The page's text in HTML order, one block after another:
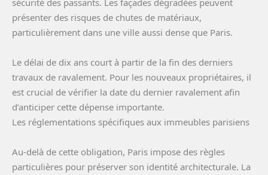
sécurité des passants. Les façades dégradées peuvent
présenter des risques de chutes de matériaux,
particulièrement dans une ville aussi dense que Paris.
Le délai de dix ans court à partir de la fin des derniers
travaux de ravalement. Pour les nouveaux propriétaires, il
est crucial de vérifier la date du dernier ravalement afin
d’anticiper cette dépense importante.
Les réglementations spécifiques aux immeubles parisiens
Au-delà de cette obligation, Paris impose des règles
particulières pour préserver son identité architecturale. La